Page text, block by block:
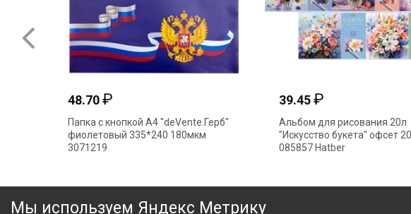
48.70₽
Папка с кнопкой А4 "deVente.Герб"
фиолетовый 335*240 180мкм
3071219
39.45₽
Альбом для рисования 20л
"Искусство букета" офсет
085857 Hatber
Мы используем Яндекс Метрику